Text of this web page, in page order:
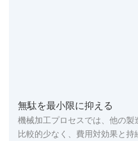
無駄を最小限に抑える
機械加工プロセスでは、他の
比較的少なく、費用対効果と持